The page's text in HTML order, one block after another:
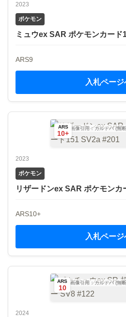
2023
ポケモン
ミュウex SAR ポケモンカード
ARS9
入札ページ
ARS
10+
画像引用：カルドバ (無
2023
ポケモン
リザードンex SAR ポケモンカ
ARS10+
入札ページ
ARS
10
画像引用：カルドバ (無
2024